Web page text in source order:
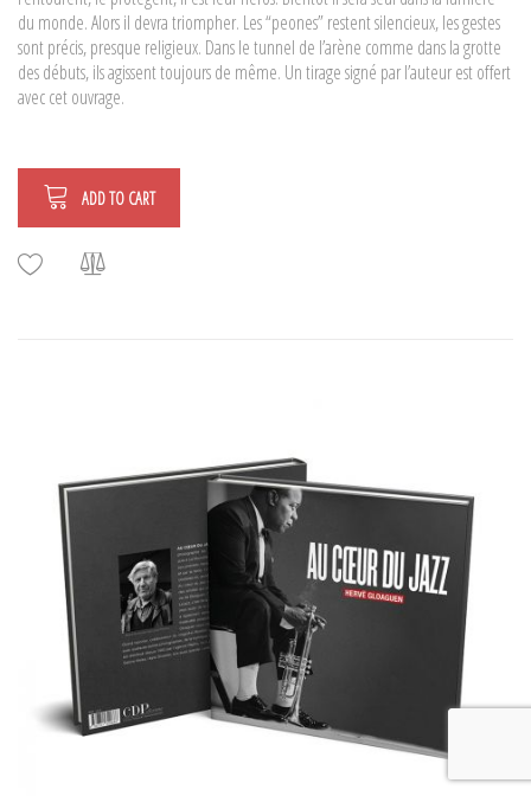
du monde. Alors il devra triompher. Les “peones” restent silencieux, les gestes
sont précis, presque religieux. Dans le tunnel de l’arène comme dans la grotte
des débuts, ils agissent toujours de même. Un tirage signé par l’auteur est offert
avec cet ouvrage.
ADD TO CART